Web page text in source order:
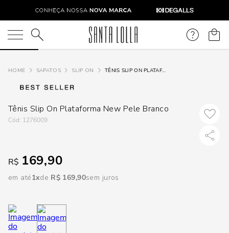
O que você está procurando?
SAPATOS SLIP ON TÊNIS SLIP ON PLATAFORMA NEW PELE BRANCO
Tênis Slip On Plataforma New Pele Branco
: 1276009
R$ 169,90
em até1 R$ 169,90sem juros